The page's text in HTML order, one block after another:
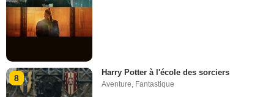
8
Harry Potter à l'école des sorciers
Aventure, Fantastique